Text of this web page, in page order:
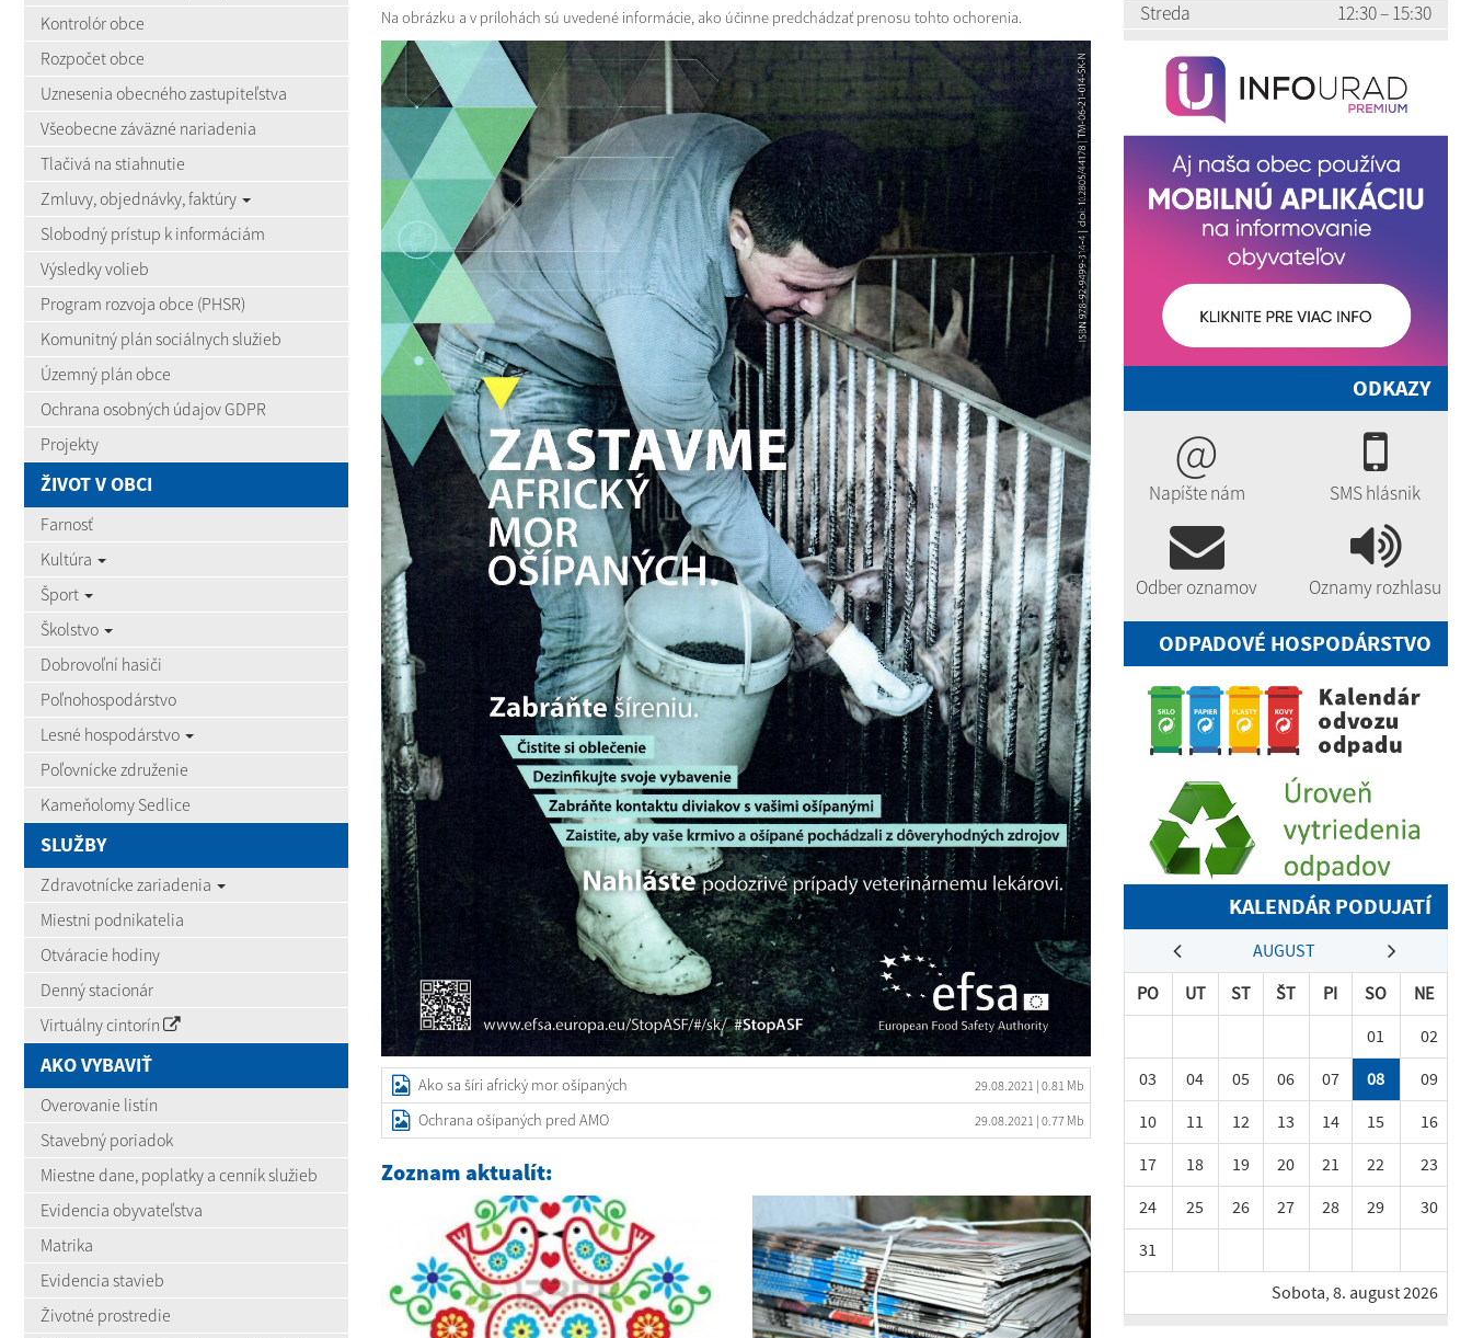
Kontrolór obce
Rozpočet obce
Uznesenia obecného zastupiteľstva
Všeobecne záväzné nariadenia
Tlačivá na stiahnutie
Zmluvy, objednávky, faktúry
Slobodný prístup k informáciám
Výsledky volieb
Program rozvoja obce (PHSR)
Komunitný plán sociálnych služieb
Územný plán obce
Ochrana osobných údajov GDPR
Projekty
ŽIVOT V OBCI
Farnosť
Kultúra
Šport
Školstvo
Dobrovoľní hasiči
Poľnohospodárstvo
Lesné hospodárstvo
Poľovnícke združenie
Kameňolomy Sedlice
SLUŽBY
Zdravotnícke zariadenia
Miestni podnikatelia
Otváracie hodiny
Denný stacionár
Virtuálny cintorín
AKO VYBAVIŤ
Overovanie listín
Stavebný poriadok
Miestne dane, poplatky a cenník služieb
Evidencia obyvateľstva
Matrika
Evidencia stavieb
Životné prostredie
Na obrázku a v prílohách sú uvedené informácie, ako účinne predchádzať prenosu tohto ochorenia.
Ako sa šíri africký mor ošípaných 29.08.2021 | 0.81 Mb
Ochrana ošípaných pred AMO 29.08.2021 | 0.77 Mb
Zoznam aktualít:
Streda
12:30 – 15:30
ODKAZY
@
Napíšte nám SMS hlásnik
Odber oznamov Oznamy rozhlasu
ODPADOVÉ HOSPODÁRSTVO
KALENDÁR PODUJATÍ
AUGUST
PO
UT ST ŠT PI SO
NE
01
02
03
04 05 06 07 08
09
10
11 12 13 14 15
16
17
18 19 20 21 22
23
24
25 26 27 28 29
30
31
Sobota, 8. august 2026